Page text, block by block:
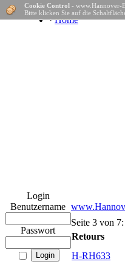
· Home
Login
Benutzername
Passwort
Cookie Control - www.Hannover-
Bitte klicken Sie auf die
Seite 3 von 7:
Retours
H-RH633